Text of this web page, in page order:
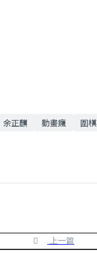
余正麒 動畫瘋 圍棋
上一篇